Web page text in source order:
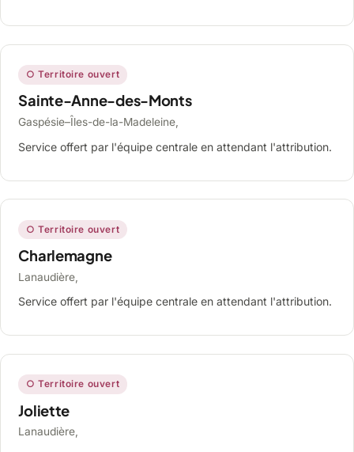
○ Territoire ouvert
Sainte-Anne-des-Monts
Gaspésie–Îles-de-la-Madeleine,
Service offert par l'équipe centrale en attendant l'attribution.
○ Territoire ouvert
Charlemagne
Lanaudière,
Service offert par l'équipe centrale en attendant l'attribution.
○ Territoire ouvert
Joliette
Lanaudière,